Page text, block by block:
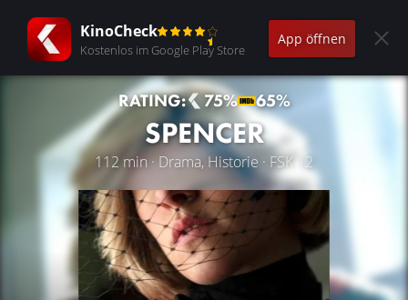
KinoCheck
Kostenlos im Google Play Store
App öffnen
RATING: 75% 65%
SPENCER
112 min · Drama, Historie · FSK 12